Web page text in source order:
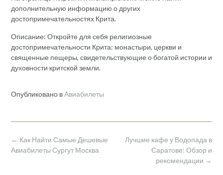
дополнительную информацию о других
достопримечательностях Крита.
Описание: Откройте для себя религиозные
достопримечательности Крита: монастыри, церкви и
священные пещеры, свидетельствующие о богатой истории и
духовности критской земли.
Опубликовано вАвиабилеты
Навигация
по
Лучшие кафе у Водопада в
Саратове: Обзор и
рекомендации →
← Как Найти Самые Дешевые
Авиабилеты Сургут Москва